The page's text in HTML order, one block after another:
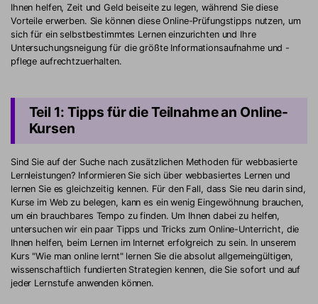
Ihnen helfen, Zeit und Geld beiseite zu legen, während Sie diese
Vorteile erwerben. Sie können diese Online-Prüfungstipps nutzen, um
sich für ein selbstbestimmtes Lernen einzurichten und Ihre
Untersuchungsneigung für die größte Informationsaufnahme und -
pflege aufrechtzuerhalten.
Teil 1: Tipps für die Teilnahme an Online-
Kursen
Sind Sie auf der Suche nach zusätzlichen Methoden für webbasierte
Lernleistungen? Informieren Sie sich über webbasiertes Lernen und
lernen Sie es gleichzeitig kennen. Für den Fall, dass Sie neu darin sind,
Kurse im Web zu belegen, kann es ein wenig Eingewöhnung brauchen,
um ein brauchbares Tempo zu finden. Um Ihnen dabei zu helfen,
untersuchen wir ein paar Tipps und Tricks zum Online-Unterricht, die
Ihnen helfen, beim Lernen im Internet erfolgreich zu sein. In unserem
Kurs "Wie man online lernt" lernen Sie die absolut allgemeingültigen,
wissenschaftlich fundierten Strategien kennen, die Sie sofort und auf
jeder Lernstufe anwenden können.